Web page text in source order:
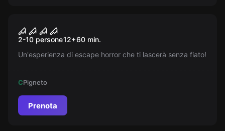
Nuovo
Non aprite quella porta - Il
Mattatoio
2-10 persone12+60 min.
Un'esperienza di escape horror che ti lascerà senza fiato!
CPigneto
Prenota